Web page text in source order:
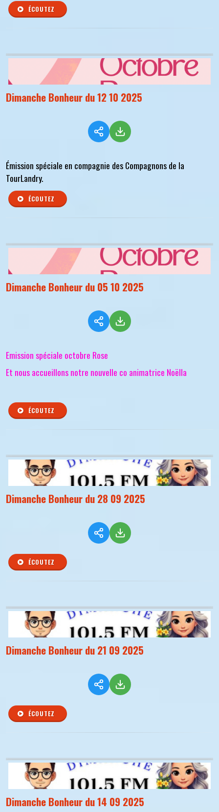
ÉCOUTEZ
Dimanche Bonheur du 12 10 2025
Émission spéciale en compagnie des Compagnons de la
TourLandry.
ÉCOUTEZ
Dimanche Bonheur du 05 10 2025
Emission spéciale octobre Rose
Et nous accueillons notre nouvelle co animatrice Noëlla
ÉCOUTEZ
Dimanche Bonheur du 28 09 2025
ÉCOUTEZ
Dimanche Bonheur du 21 09 2025
ÉCOUTEZ
Dimanche Bonheur du 14 09 2025